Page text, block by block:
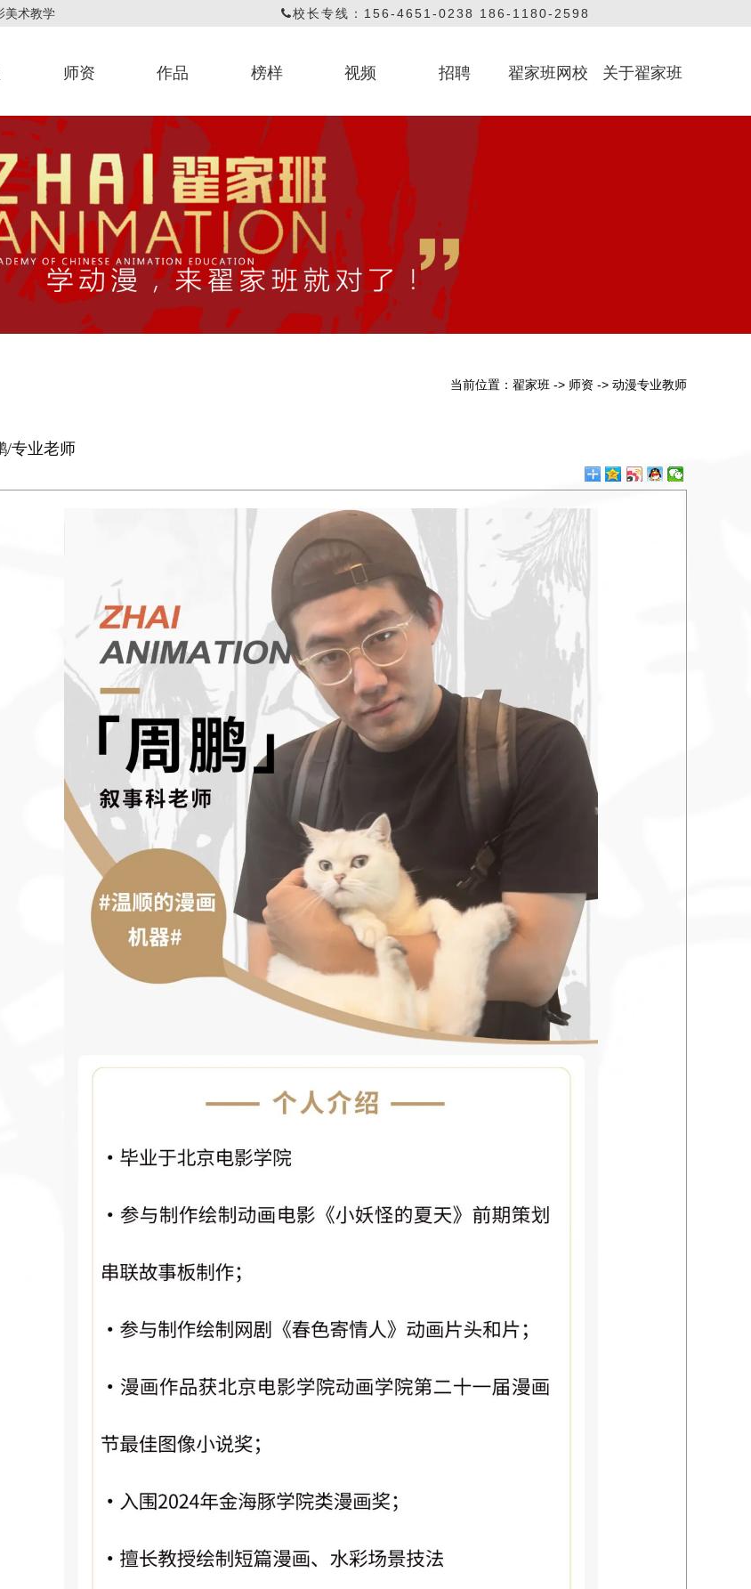
美术教学 校长专线：156-4651-0238 186-1180-2598
师资
翟翌翚
动漫专业教师
作品
漫画作品
基础课程作品
网课评画作品
榜样 视频
依校艺考课堂
官方视频
动漫教学课堂
招聘 翟家班网校 关于翟家班
当前位置： 翟家班 -> 师资 -> 动漫专业教师
/专业老师